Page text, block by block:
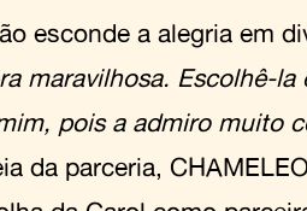
esconde a alegria em
maravilhosa. Escolhê-
pois a admiro muito
da parceria,